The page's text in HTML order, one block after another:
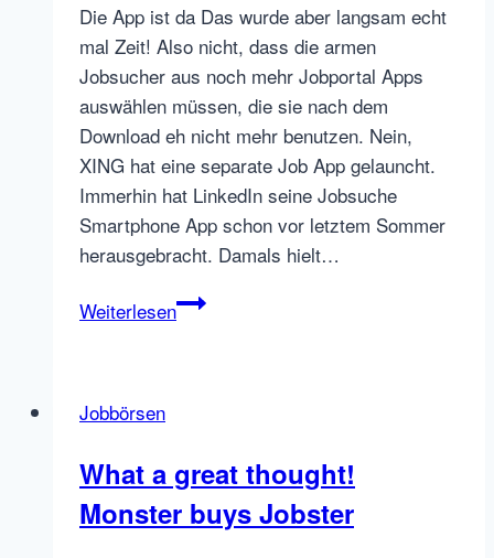
Die App ist da Das wurde aber langsam echt
mal Zeit! Also nicht, dass die armen
Jobsucher aus noch mehr Jobportal Apps
auswählen müssen, die sie nach dem
Download eh nicht mehr benutzen. Nein,
XING hat eine separate Job App gelauncht.
Immerhin hat LinkedIn seine Jobsuche
Smartphone App schon vor letztem Sommer
herausgebracht. Damals hielt…
WeiterlesenDie
iPhones
Jobbörsen
What a great thought!
Monster buys Jobster